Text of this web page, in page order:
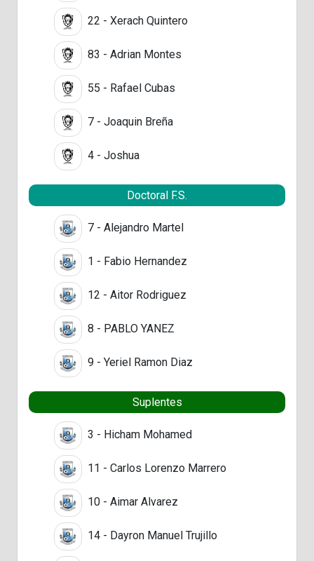
22 - Xerach Quintero
83 - Adrian Montes
55 - Rafael Cubas
7 - Joaquin Breña
4 - Joshua
Doctoral F.S.
7 - Alejandro Martel
1 - Fabio Hernandez
12 - Aitor Rodriguez
8 - PABLO YANEZ
9 - Yeriel Ramon Diaz
Suplentes
3 - Hicham Mohamed
11 - Carlos Lorenzo Marrero
10 - Aimar Alvarez
14 - Dayron Manuel Trujillo